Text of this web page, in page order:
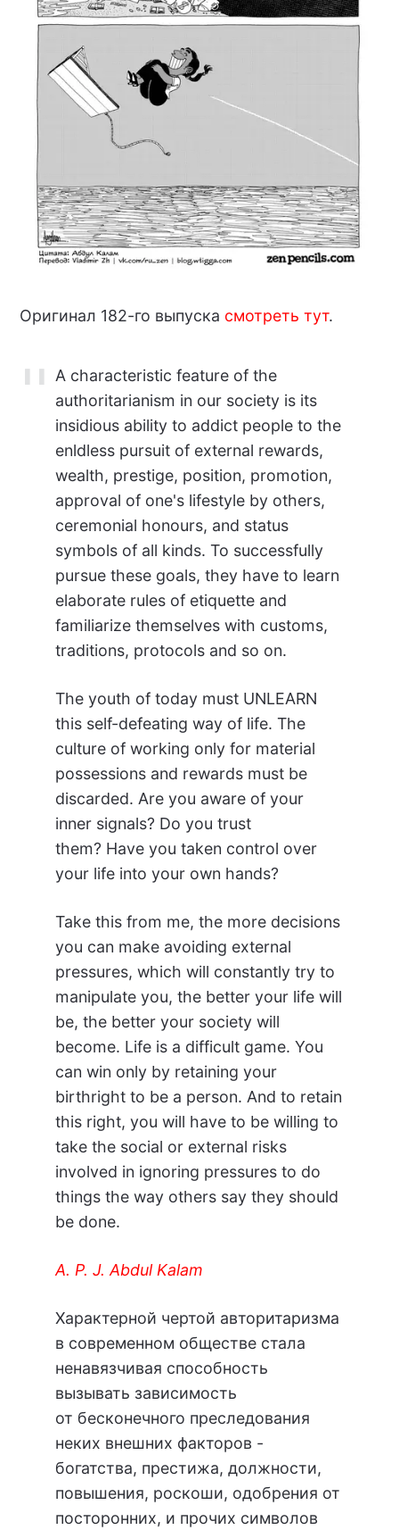
Оригинал 182-го выпуска смотреть тут.
A characteristic feature of the
authoritarianism in our society is its
insidious ability to addict people to the
enldless pursuit of external rewards,
wealth, prestige, position, promotion,
approval of one's lifestyle by others,
ceremonial honours, and status
symbols of all kinds. To successfully
pursue these goals, they have to learn
elaborate rules of etiquette and
familiarize themselves with customs,
traditions, protocols and so on.
The youth of today must UNLEARN
this self-defeating way of life. The
culture of working only for material
possessions and rewards must be
discarded. Are you aware of your
inner signals? Do you trust
them? Have you taken control over
your life into your own hands?
Take this from me, the more decisions
you can make avoiding external
pressures, which will constantly try to
manipulate you, the better your life will
be, the better your society will
become. Life is a difficult game. You
can win only by retaining your
birthright to be a person. And to retain
this right, you will have to be willing to
take the social or external risks
involved in ignoring pressures to do
things the way others say they should
be done.
A. P. J. Abdul Kalam
Характерной чертой авторитаризма
в современном обществе стала
ненавязчивая способность
вызывать зависимость
от бесконечного преследования
неких внешних факторов -
богатства, престижа, должности,
повышения, роскоши, одобрения от
посторонних, и прочих символов